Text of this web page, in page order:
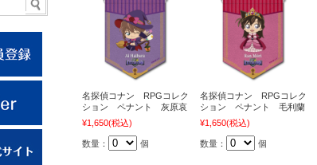
名探偵コナン RPGコレク
ション ペナント 灰原哀
¥1,650(税込)
数量： 個
名探偵コナン RPGコレク
ション ペナント 毛利蘭
¥1,650(税込)
数量： 個